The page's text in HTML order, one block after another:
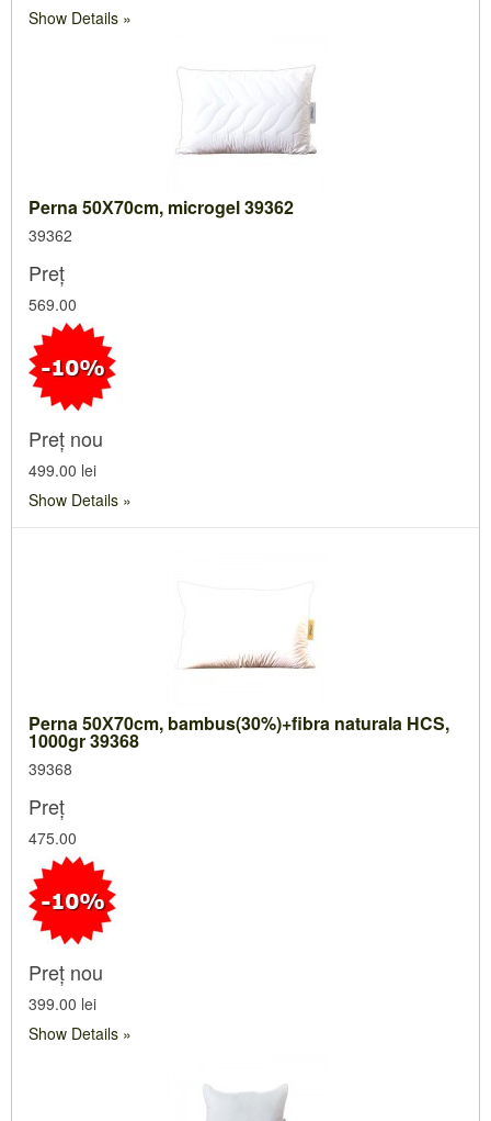
Show Details
Perna 50Х70cm, microgel 39362
39362
Preț
569.00
Preț nou
499.00 lei
Show Details
Perna 50Х70cm, bambus(30%)+fibra naturala HCS,
1000gr 39368
39368
Preț
475.00
Preț nou
399.00 lei
Show Details